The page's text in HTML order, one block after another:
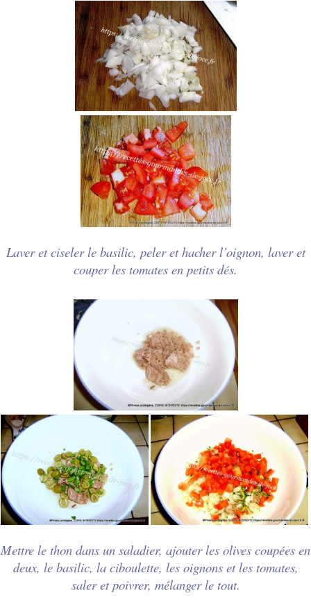
Laver et ciseler le basilic, peler et hacher l’oignon, laver et
couper les tomates en petits dés.
Mettre le thon dans un saladier, ajouter les olives coupées en
deux, le basilic, la ciboulette, les oignons et les tomates,
saler et poivrer, mélanger le tout.